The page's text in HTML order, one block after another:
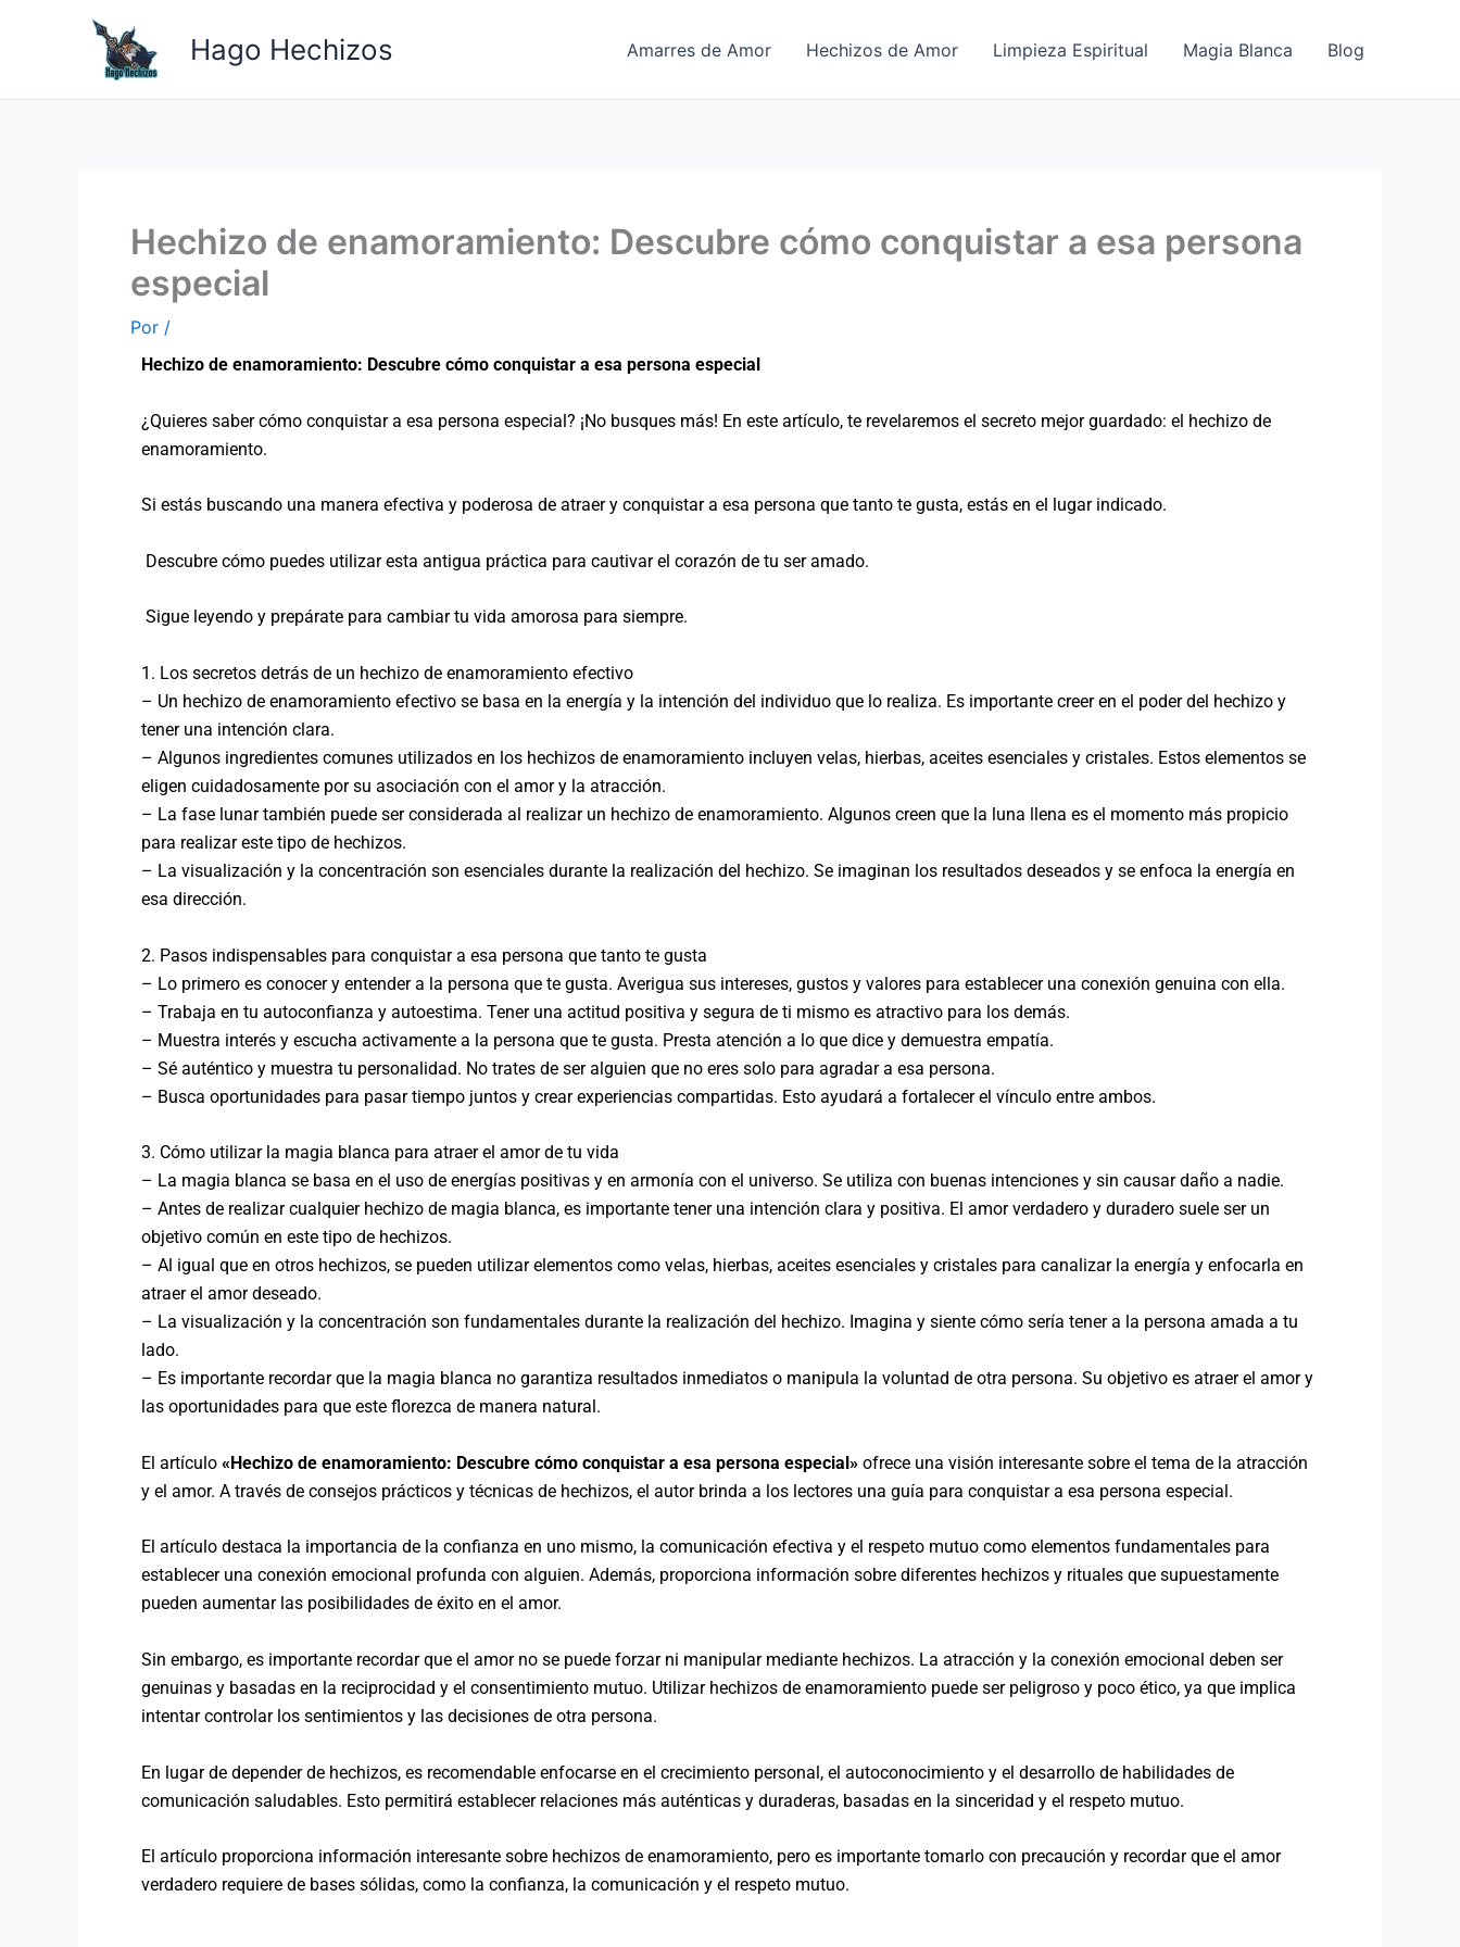
Hago Hechizos Amarres de Amor Hechizos de Amor Limpieza Espiritual Magia Blanca Blog
Hechizo de enamoramiento: Descubre cómo conquistar a esa persona
especial
Por /
Hechizo de enamoramiento: Descubre cómo conquistar a esa persona especial
¿Quieres saber cómo conquistar a esa persona especial? ¡No busques más! En este artículo, te revelaremos el secreto mejor guardado: el hechizo de
enamoramiento.
Si estás buscando una manera efectiva y poderosa de atraer y conquistar a esa persona que tanto te gusta, estás en el lugar indicado.
Descubre cómo puedes utilizar esta antigua práctica para cautivar el corazón de tu ser amado.
Sigue leyendo y prepárate para cambiar tu vida amorosa para siempre.
1. Los secretos detrás de un hechizo de enamoramiento efectivo
– Un hechizo de enamoramiento efectivo se basa en la energía y la intención del individuo que lo realiza. Es importante creer en el poder del hechizo y
tener una intención clara.
– Algunos ingredientes comunes utilizados en los hechizos de enamoramiento incluyen velas, hierbas, aceites esenciales y cristales. Estos elementos se
eligen cuidadosamente por su asociación con el amor y la atracción.
– La fase lunar también puede ser considerada al realizar un hechizo de enamoramiento. Algunos creen que la luna llena es el momento más propicio
para realizar este tipo de hechizos.
– La visualización y la concentración son esenciales durante la realización del hechizo. Se imaginan los resultados deseados y se enfoca la energía en
esa dirección.
2. Pasos indispensables para conquistar a esa persona que tanto te gusta
– Lo primero es conocer y entender a la persona que te gusta. Averigua sus intereses, gustos y valores para establecer una conexión genuina con ella.
– Trabaja en tu autoconfianza y autoestima. Tener una actitud positiva y segura de ti mismo es atractivo para los demás.
– Muestra interés y escucha activamente a la persona que te gusta. Presta atención a lo que dice y demuestra empatía.
– Sé auténtico y muestra tu personalidad. No trates de ser alguien que no eres solo para agradar a esa persona.
– Busca oportunidades para pasar tiempo juntos y crear experiencias compartidas. Esto ayudará a fortalecer el vínculo entre ambos.
3. Cómo utilizar la magia blanca para atraer el amor de tu vida
– La magia blanca se basa en el uso de energías positivas y en armonía con el universo. Se utiliza con buenas intenciones y sin causar daño a nadie.
– Antes de realizar cualquier hechizo de magia blanca, es importante tener una intención clara y positiva. El amor verdadero y duradero suele ser un
objetivo común en este tipo de hechizos.
– Al igual que en otros hechizos, se pueden utilizar elementos como velas, hierbas, aceites esenciales y cristales para canalizar la energía y enfocarla en
atraer el amor deseado.
– La visualización y la concentración son fundamentales durante la realización del hechizo. Imagina y siente cómo sería tener a la persona amada a tu
lado.
– Es importante recordar que la magia blanca no garantiza resultados inmediatos o manipula la voluntad de otra persona. Su objetivo es atraer el amor y
las oportunidades para que este florezca de manera natural.
El artículo «Hechizo de enamoramiento: Descubre cómo conquistar a esa persona especial» ofrece una visión interesante sobre el tema de la atracción
y el amor. A través de consejos prácticos y técnicas de hechizos, el autor brinda a los lectores una guía para conquistar a esa persona especial.
El artículo destaca la importancia de la confianza en uno mismo, la comunicación efectiva y el respeto mutuo como elementos fundamentales para
establecer una conexión emocional profunda con alguien. Además, proporciona información sobre diferentes hechizos y rituales que supuestamente
pueden aumentar las posibilidades de éxito en el amor.
Sin embargo, es importante recordar que el amor no se puede forzar ni manipular mediante hechizos. La atracción y la conexión emocional deben ser
genuinas y basadas en la reciprocidad y el consentimiento mutuo. Utilizar hechizos de enamoramiento puede ser peligroso y poco ético, ya que implica
intentar controlar los sentimientos y las decisiones de otra persona.
En lugar de depender de hechizos, es recomendable enfocarse en el crecimiento personal, el autoconocimiento y el desarrollo de habilidades de
comunicación saludables. Esto permitirá establecer relaciones más auténticas y duraderas, basadas en la sinceridad y el respeto mutuo.
El artículo proporciona información interesante sobre hechizos de enamoramiento, pero es importante tomarlo con precaución y recordar que el amor
verdadero requiere de bases sólidas, como la confianza, la comunicación y el respeto mutuo.